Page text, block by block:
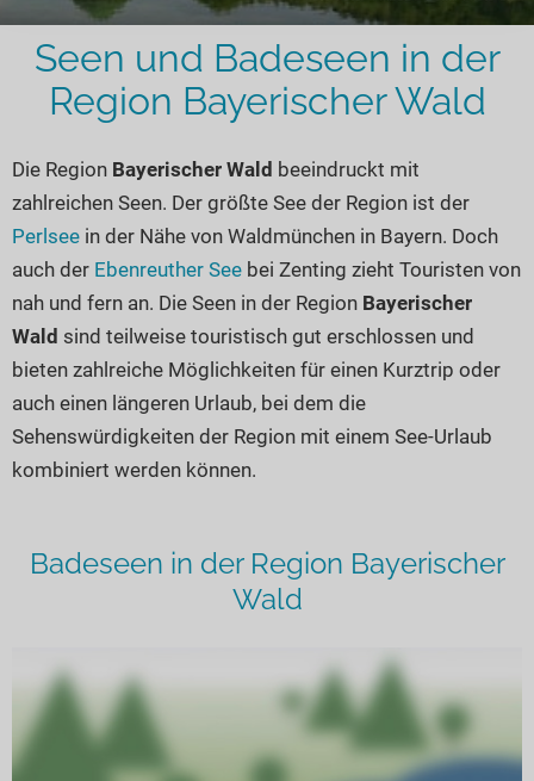
Radtouren am See
Stand Up Paddeling
Kitesurfen
Badeseen in Deutschland
Genuss pur
Wellness am See
Gourmet-Urlaub
Romantik Hotels
Urlaub an der Küste
Direkt am Wasser
Unterkünfte
Hotels am See
Ferienwohnungen
Hausboote
Camping
Aktiv-Urlaub
Kanu- & Kajak-Urlaub
Wanderurlaub
Bikeurlaub
Auszeit & Wellness
Ferienwohnungen
Hausboote
Camping am See
Top-Hotels
Top-Hotel Empfehlungen
Bike-Hotels
Wellness-Hotels
Biohotels
Ausgefallenes
Häuser auf dem Wasser
Finde Deinen See
Seen in Deiner Nähe
Seen in Deutschland
Seen in Europa
Strandbad-Verzeichnis
Überwachte Badestellen
Hunde am See
Unsere See-Highlights
Deutschlands schönste Seen
Top Seen nach Bundesländern
Top Seen nach Regionen
Frankreich
Niederlande
Schweden
Seen und Badeseen in der
Region Bayerischer Wald
Die Region Bayerischer Wald beeindruckt mit
zahlreichen Seen. Der größte See der Region ist der
Perlsee in der Nähe von Waldmünchen in Bayern. Doch
auch der Ebenreuther See bei Zenting zieht Touristen von
nah und fern an. Die Seen in der Region Bayerischer
Wald sind teilweise touristisch gut erschlossen und
bieten zahlreiche Möglichkeiten für einen Kurztrip oder
auch einen längeren Urlaub, bei dem die
Sehenswürdigkeiten der Region mit einem See-Urlaub
kombiniert werden können.
Badeseen in der Region Bayerischer
Wald